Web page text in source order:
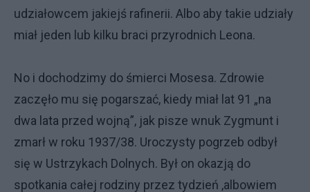
udziałowcem jakiejś rafinerii. Albo aby takie udziały
miał jeden lub kilku braci przyrodnich Leona.
No i dochodzimy do śmierci Mosesa. Zdrowie
zaczęło mu się pogarszać, kiedy miał lat 91 „na
dwa lata przed wojną”, jak pisze wnuk Zygmunt i
zmarł w roku 1937/38. Uroczysty pogrzeb odbył
się w Ustrzykach Dolnych. Był on okazją do
spotkania całej rodziny przez tydzień ,albowiem